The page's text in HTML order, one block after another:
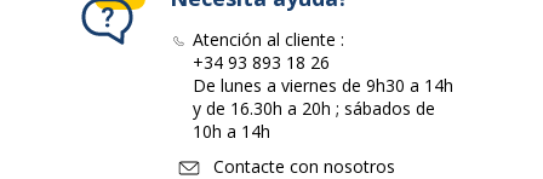
Atención al cliente :
+34 93 893 18 26
De lunes a viernes de 9h30 a 14h
y de 16.30h a 20h ; sábados de
10h a 14h
Contacte con nosotros